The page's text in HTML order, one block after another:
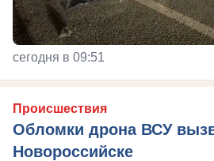
сегодня в 09:51
Происшествия
Обломки дрона ВСУ
Новороссийске